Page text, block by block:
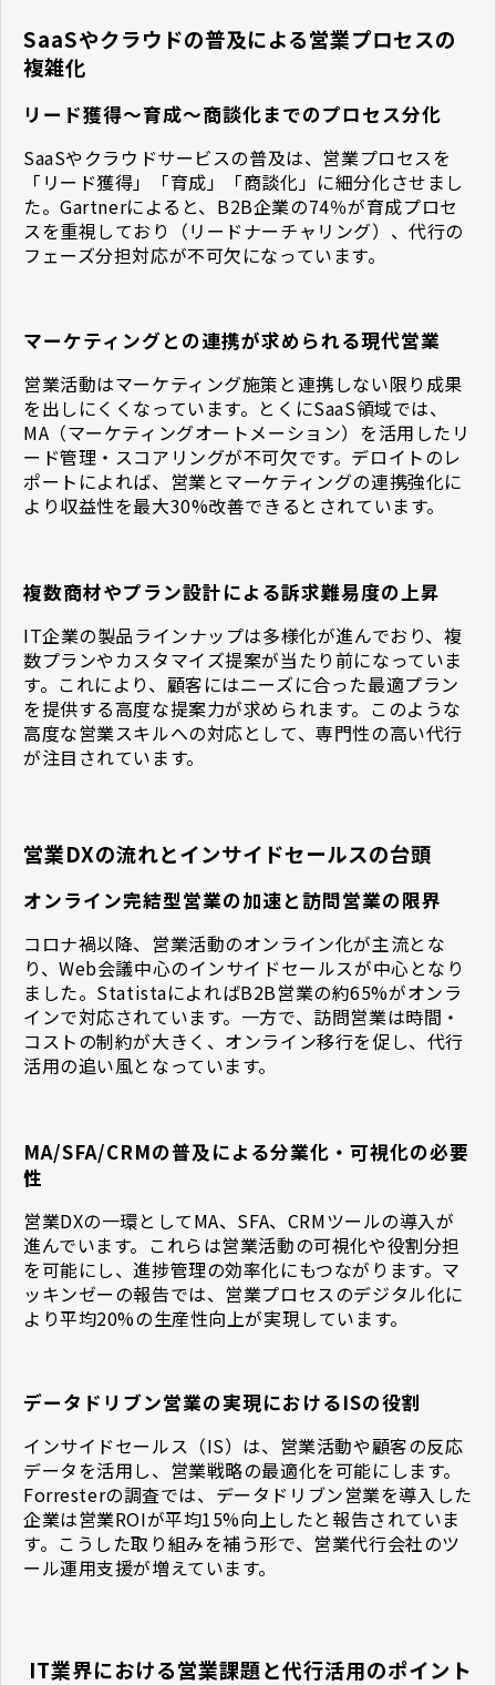
SaaSやクラウドの普及による営業プロセスの
複雑化
リード獲得〜育成〜商談化までのプロセス分化
SaaSやクラウドサービスの普及は、営業プロセスを
「リード獲得」「育成」「商談化」に細分化させまし
た。Gartnerによると、B2B企業の74％が育成プロセ
スを重視しており（リードナーチャリング）、代行の
フェーズ分担対応が不可欠になっています。
マーケティングとの連携が求められる現代営業
営業活動はマーケティング施策と連携しない限り成果
を出しにくくなっています。とくにSaaS領域では、
MA（マーケティングオートメーション）を活用したリ
ード管理・スコアリングが不可欠です。デロイトのレ
ポートによれば、営業とマーケティングの連携強化に
より収益性を最大30%改善できるとされています。
複数商材やプラン設計による訴求難易度の上昇
IT企業の製品ラインナップは多様化が進んでおり、複
数プランやカスタマイズ提案が当たり前になっていま
す。これにより、顧客にはニーズに合った最適プラン
を提供する高度な提案力が求められます。このような
高度な営業スキルへの対応として、専門性の高い代行
が注目されています。
営業DXの流れとインサイドセールスの台頭
オンライン完結型営業の加速と訪問営業の限界
コロナ禍以降、営業活動のオンライン化が主流とな
り、Web会議中心のインサイドセールスが中心となり
ました。StatistaによればB2B営業の約65%がオンラ
インで対応されています。一方で、訪問営業は時間・
コストの制約が大きく、オンライン移行を促し、代行
活用の追い風となっています。
MA/SFA/CRMの普及による分業化・可視化の必要
性
営業DXの一環としてMA、SFA、CRMツールの導入が
進んでいます。これらは営業活動の可視化や役割分担
を可能にし、進捗管理の効率化にもつながります。マ
ッキンゼーの報告では、営業プロセスのデジタル化に
より平均20%の生産性向上が実現しています。
データドリブン営業の実現におけるISの役割
インサイドセールス（IS）は、営業活動や顧客の反応
データを活用し、営業戦略の最適化を可能にします。
Forresterの調査では、データドリブン営業を導入した
企業は営業ROIが平均15%向上したと報告されていま
す。こうした取り組みを補う形で、営業代行会社のツ
ール運用支援が増えています。
IT業界における営業課題と代行活用のポイント